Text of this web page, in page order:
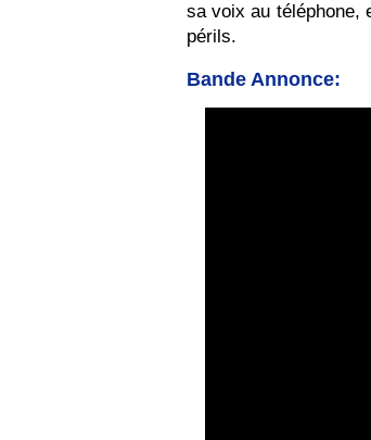
sa voix au téléphone,
périls.
Bande Annonce: